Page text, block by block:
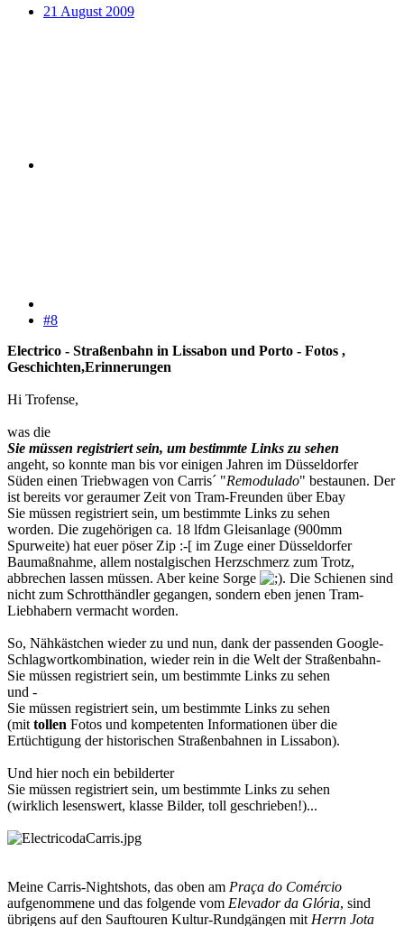
21 August 2009
#8
Electrico - Straßenbahn in Lissabon und Porto - Fotos ,
Geschichten,Erinnerungen
Hi Trofense,
was die
Sie müssen registriert sein, um bestimmte Links zu sehen
angeht, so konnte man bis vor einigen Jahren im Düsseldorfer
Süden einen Triebwagen von Carris´ "Remodulado" bestaunen. Der
ist bereits vor geraumer Zeit von Tram-Freunden über Ebay
Sie müssen registriert sein, um bestimmte Links zu sehen
worden. Die zugehörigen ca. 18 lfdm Gleisanlage (900mm
Spurweite) hat euer pöser Zip :-[ im Zuge einer Düsseldorfer
Baumaßnahme, allem nostalgischen Herzschmerz zum Trotz,
abbrechen lassen müssen. Aber keine Sorge
. Die Schienen sind
nicht zum Schrotthändler gegangen, sondern eben jenen Tram-
Liebhabern vermacht worden.
So, Nähkästchen wieder zu und nun, dank der passenden Google-
Schlagwortkombination, wieder rein in die Welt der Straßenbahn-
Sie müssen registriert sein, um bestimmte Links zu sehen
und -
Sie müssen registriert sein, um bestimmte Links zu sehen
(mit tollen Fotos und kompetenten Informationen über die
Ertüchtigung der historischen Straßenbahnen in Lissabon).
Und hier noch ein bebilderter
Sie müssen registriert sein, um bestimmte Links zu sehen
(wirklich lesenswert, klasse Bilder, toll geschrieben!)...
Meine Carris-Nightshots, das oben am Praça do Comércio
aufgenommene und das folgende vom Elevador da Glória, sind
übrigens auf den Sauftouren Kultur-Rundgängen mit Herrn Jota